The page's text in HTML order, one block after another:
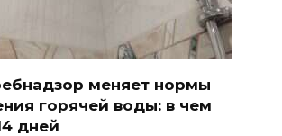
меняет нормы
горячей воды: в чем
дней